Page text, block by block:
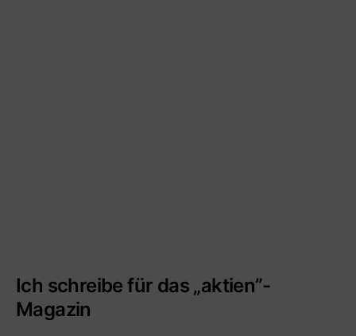
Ich schreibe für das „aktien”-
Magazin